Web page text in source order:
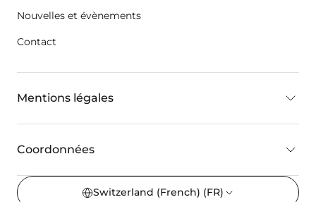
Nouvelles et évènements
Contact
Mentions légales
Coordonnées
Switzerland (French) (FR)